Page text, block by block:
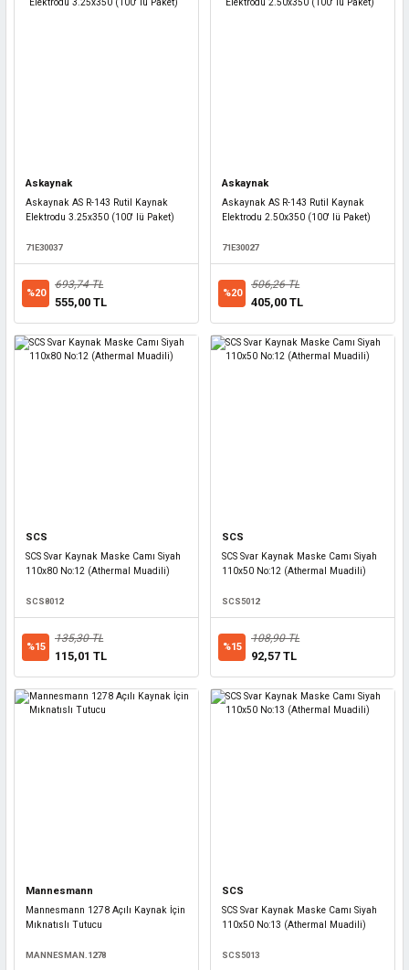
Askaynak
Askaynak AS R-143 Rutil Kaynak
Elektrodu 3.25x350 (100' lü Paket)
71E30037
%20
693,74 TL
555,00 TL
Askaynak
Askaynak AS R-143 Rutil Kaynak
Elektrodu 2.50x350 (100' lü Paket)
71E30027
%20
506,26 TL
405,00 TL
SCS
SCS Svar Kaynak Maske Camı Siyah
110x80 No:12 (Athermal Muadili)
SCS8012
%15
135,30 TL
115,01 TL
SCS
SCS Svar Kaynak Maske Camı Siyah
110x50 No:12 (Athermal Muadili)
SCS5012
%15
108,90 TL
92,57 TL
Mannesmann
Mannesmann 1278 Açılı Kaynak İçin
Mıknatıslı Tutucu
MANNESMAN.1278
SCS
SCS Svar Kaynak Maske Camı Siyah
110x50 No:13 (Athermal Muadili)
SCS5013